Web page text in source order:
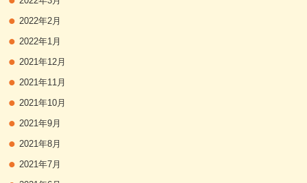
2022年2月
2022年1月
2021年12月
2021年11月
2021年10月
2021年9月
2021年8月
2021年7月